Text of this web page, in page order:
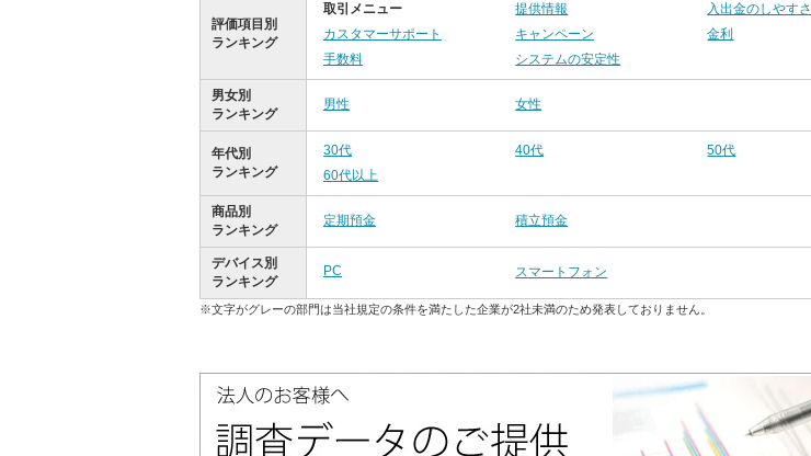
評価項目別
ランキング
取引メニュー 提供情報
入出金のしやすさ
カスタマーサポート
キャンペーン
金利
手数料
システムの安定性
男女別
ランキング
男性 女性
年代別
ランキング
30代 40代
50代
60代以上
商品別
ランキング
定期預金 積立預金
デバイス別
ランキング
PC スマートフォン
※文字がグレーの部門は当社規定の条件を満たした企業が2社未満のため発表しておりません。